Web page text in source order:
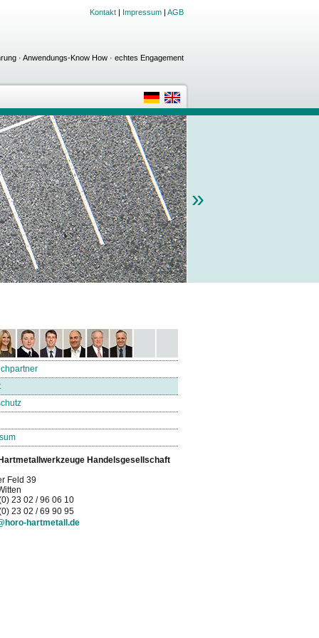
Kontakt | Impressum | AGB
· Anwendungs-Know How · echtes Engagement
»
Handelsgesellschaft
Feld 39
23 02 / 96 06 10
23 02 / 69 90 95
hartmetall.de